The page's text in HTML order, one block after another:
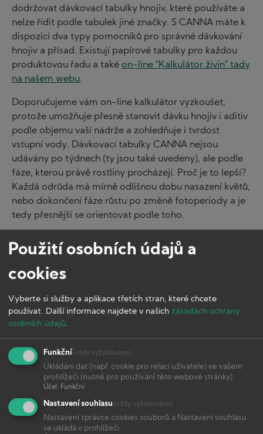
dodržovat dávkovací tabulky hnojiv, které používáte a
nelze řídit podle tabulek jiné značky. S CANNA máte k
dispozici dva typy pomocníků pro správné dávkování
hnojiv a přísad. Existují papírové tabulky pro každou
produktovou řadu a také on-line "Kalkulátor živin" tady
na našem webu.
Doporučujeme vám on-line kalkulátor vyzkoušet,
protože umožňuje přesně stanovit dávku hnojiv i aditiv
podle objemu vaší nádrže a zohledňuje i tvrdost
vstupní vody. Dávkovací tabulky CANNA nejsou
udávány po týdnech (ty jsou také uvedeny), ale podle
fáze, kterou právě rostliny procházejí. Proč je to lepší?
Každá odrůda má mírně odlišnou dobu nasazení květů,
nebo dokončení fáze růstu po změně fotoperiody a je
tedy přesnější se orientovat podle toho.
Like
1
Dislike
0
ŠTÍTKY : Začátečník
Nejčtenější
Použití osobních údajů a
cookies
Vyberte si služby a aplikace třetích stran, které chcete
používat. Další informace najdete v našich zásadách ochrany
osobních údajů.
Funkční (vždy vyžadováno)
Ukládání dat (např. cookie pro relaci uživatele) ve vašem
prohlížeči (nutné pro používání této webové stránky).
Účel : Funkční
Nastavení souhlasu (vždy vyžadováno)
Nastavení správce cookies souborů a Nastavení souhlasu
se ukládá v prohlížeči.